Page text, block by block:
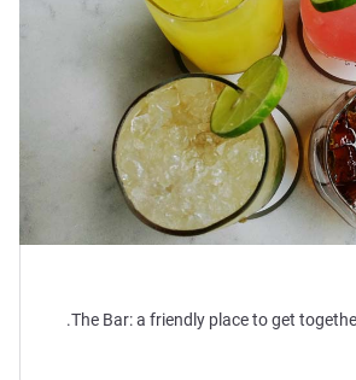
The Bar: a friendly place to get